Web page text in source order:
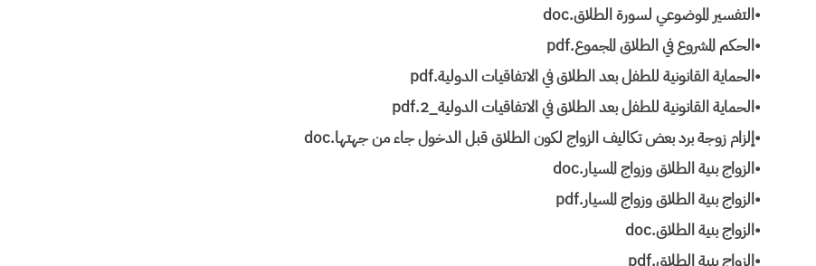
•التفسير الموضوعي لسورة الطلاق.doc
•الحكم المشروع في الطلاق المجموع.pdf
•الحماية القانونية للطفل بعد الطلاق في الاتفاقيات الدولية.pdf
•الحماية القانونية للطفل بعد الطلاق في الاتفاقيات الدولية_2.pdf
•إلزام زوجة برد بعض تكاليف الزواج لكون الطلاق قبل الدخول جاء من جهتها.doc
•الزواج بنية الطلاق وزواج المسيار.doc
•الزواج بنية الطلاق وزواج المسيار.pdf
•الزواج بنية الطلاق.doc
•الزواج بنية الطلاق.pdf